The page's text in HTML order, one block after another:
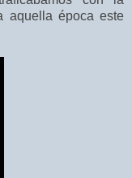
aquella época este